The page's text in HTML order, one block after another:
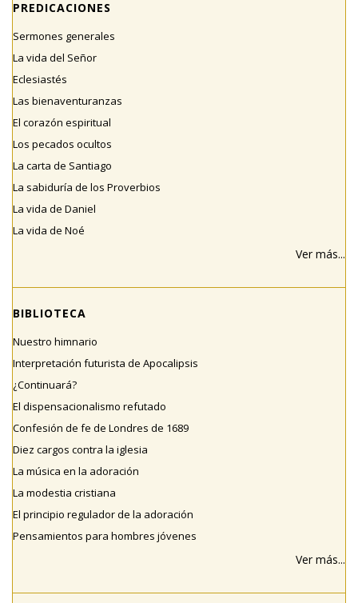
PREDICACIONES
Sermones generales
La vida del Señor
Eclesiastés
Las bienaventuranzas
El corazón espiritual
Los pecados ocultos
La carta de Santiago
La sabiduría de los Proverbios
La vida de Daniel
La vida de Noé
Ver más...
BIBLIOTECA
Nuestro himnario
Interpretación futurista de Apocalipsis
¿Continuará?
El dispensacionalismo refutado
Confesión de fe de Londres de 1689
Diez cargos contra la iglesia
La música en la adoración
La modestia cristiana
El principio regulador de la adoración
Pensamientos para hombres jóvenes
Ver más...